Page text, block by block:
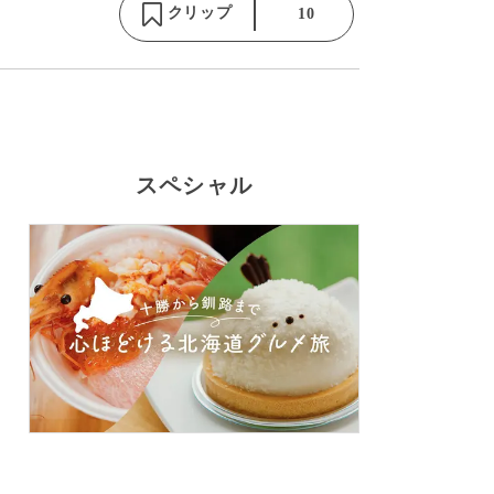
クリップ 10
スペシャル